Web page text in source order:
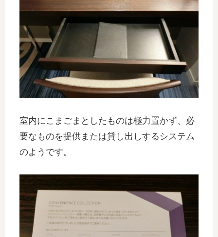
室内にこまごまとしたものは極力置かず、必
要なものを提供または貸し出しするシステム
のようです。